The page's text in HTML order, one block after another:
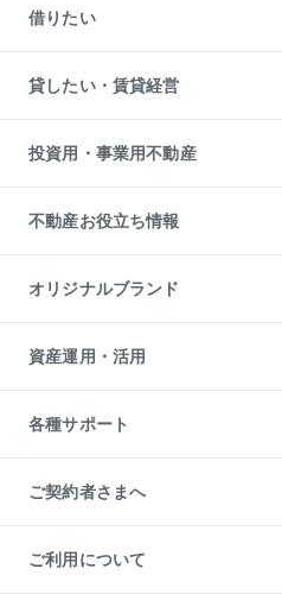
中古一戸建ての購入
不動産購入の流れ
注目キーワード物件特集
購入ガイド
English 繁体中文簡体中文
一戸建ての売却・査定
土地の売却・査定
スピードAI査定
不動産査定について
不動産売却の流れ
不動産買換えの流れ
売却ガイド
借りたい
オフィス・店舗の賃貸
借りるときの流れ
借りるガイド
貸したい・賃貸経営
マンション賃料データ
賃貸管理プラン
リロケーションについて
貸すガイド
投資用・事業用不動産
事業用不動産
マンション投資
投資用マンション
アパート経営
収益物件
ビル購入（ビル一棟）
投資用不動産の売却査定
事業用不動産の売却査定
不動産お役立ち情報
マンションライブラリー
人気マンションランキング
暮らしに役立つ不動産メディア
不動産相場・不動産価格情報
不動産コラム・ニュース
不動産用語集
不動産なんでもネット相談室
住まいの税金
オリジナルブランド
一棟リノベーションマンション
L`GENTE（ルジェンテ）
区分リノベーションマンション
投資用一棟レジデンスWELL
不動産小口投資
LEGACIA（レガシア）
資産運用・活用
不動産M&A
アセットマネジメント・出資
各種サポート
相続サポート
リフォームサポート
ご契約者さまへ
ご紹介・再契約特典
入居者様専用-各種ご案内（賃貸）
ご利用について